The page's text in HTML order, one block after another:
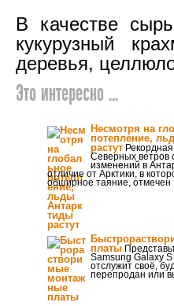
В качестве
кукурузный
деревья,
Это интересно ...
Несмотря на
потепление,
растут
Северных ветров
изменений в
отличие от Арктики, в
обширное таяние, отмечен
платы
Samsung Galaxy S
отслужит своё,
перепродан или